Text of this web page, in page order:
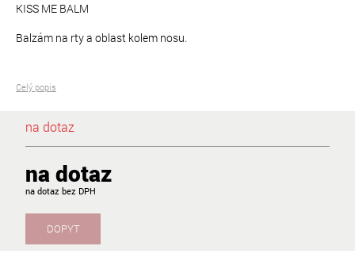
KISS ME BALM
Balzám na rty a oblast kolem nosu.
Celý popis
na dotaz
na dotaz
na dotaz
DOPYT